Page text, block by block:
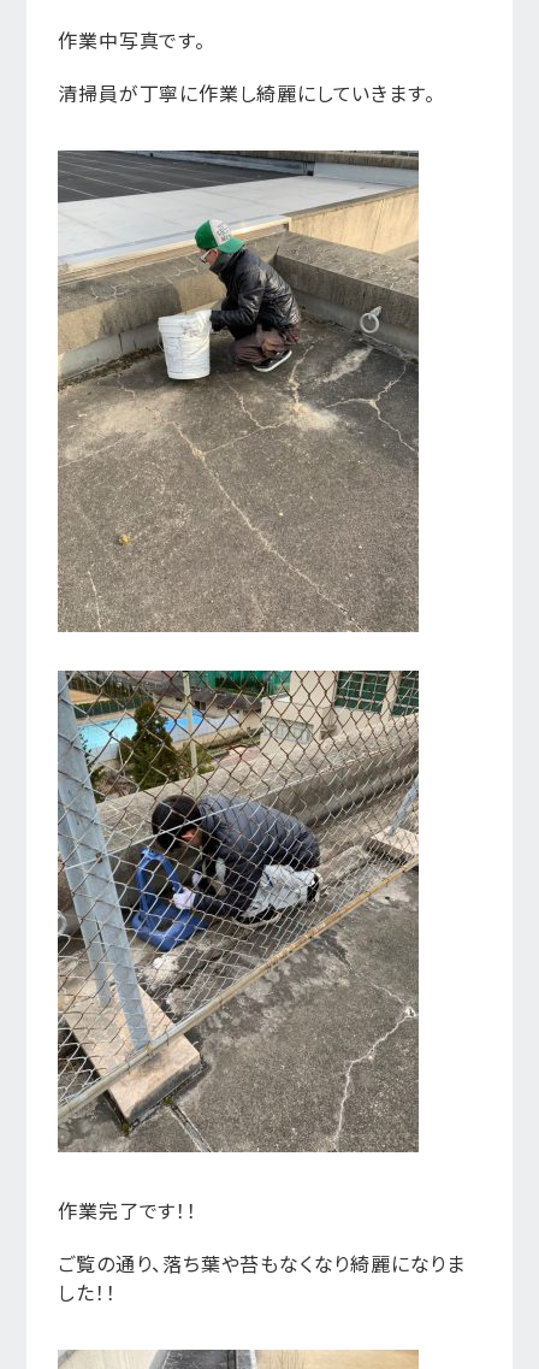
作業中写真です。
清掃員が丁寧に作業し綺麗にしていきます。
作業完了です！！
ご覧の通り、落ち葉や苔もなくなり綺麗になりま
した！！